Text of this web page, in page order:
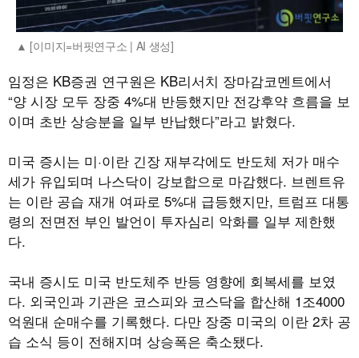
[이미지=버핏연구소 | AI 생성]
임정은 KB증권 연구원은 KB리서치 장마감코멘트에서
“양 시장 모두 장중 4%대 반등했지만 전강후약 흐름을 보
이며 초반 상승분을 일부 반납했다”라고 밝혔다.
미국 증시는 미·이란 긴장 재부각에도 반도체 저가 매수
세가 유입되며 나스닥이 강보합으로 마감했다. 브렌트유
는 이란 공습 재개 여파로 5%대 급등했지만, 트럼프 대통
령의 전면전 부인 발언이 투자심리 악화를 일부 제한했
다.
국내 증시도 미국 반도체주 반등 영향에 회복세를 보였
다. 외국인과 기관은 코스피와 코스닥을 합산해 1조4000
억원대 순매수를 기록했다. 다만 장중 미국의 이란 2차 공
습 소식 등이 전해지며 상승폭은 축소됐다.